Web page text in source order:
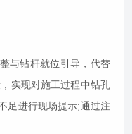
与钻杆就位引导，代替
实现对施工过程中钻孔
足进行现场提示;通过注